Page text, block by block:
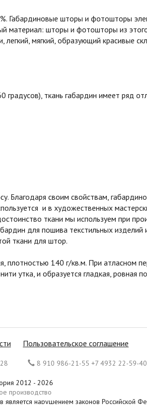
шторы и фотошторы
материал: шторы и фотошторы из
мягкий, образующий красивые
ткань габардин имеет ряд
Благодаря своим свойствам,
и в художественных
ткани мы используем при
для пошива текстильных
ткани для штор.
плотностью 140 г/кв.м. При атласном
утка, и образуется гладкая, ровная
Пользовательское соглашение
8 910 986-21-55 +7 4932 22-59-40
2012 - 2026
производство
нарушением законов Российской